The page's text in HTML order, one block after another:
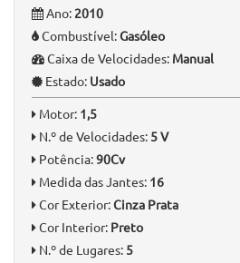
Ano: 2010
Combustível:Gasóleo
Caixa de Velocidades: Manual
Estado: Usado
Motor: 1,5
N.º de Velocidades: 5 V
Potência:90Cv
Medida das Jantes: 16
Cor Exterior:Cinza Prata
Cor Interior: Preto
N.º de Lugares: 5